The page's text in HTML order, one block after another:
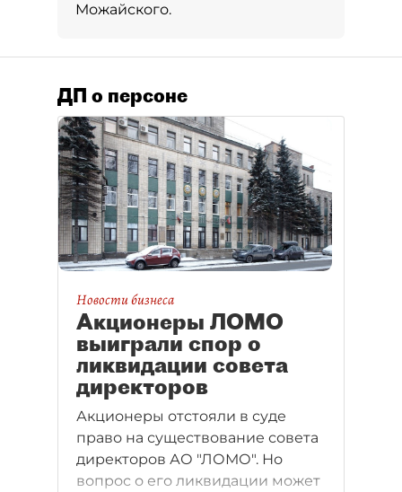
Можайского.
ДП о персоне
Новости бизнеса
Акционеры ЛОМО
выиграли спор о
ликвидации совета
директоров
Акционеры отстояли в суде
право на существование совета
директоров АО "ЛОМО". Но
вопрос о его ликвидации может